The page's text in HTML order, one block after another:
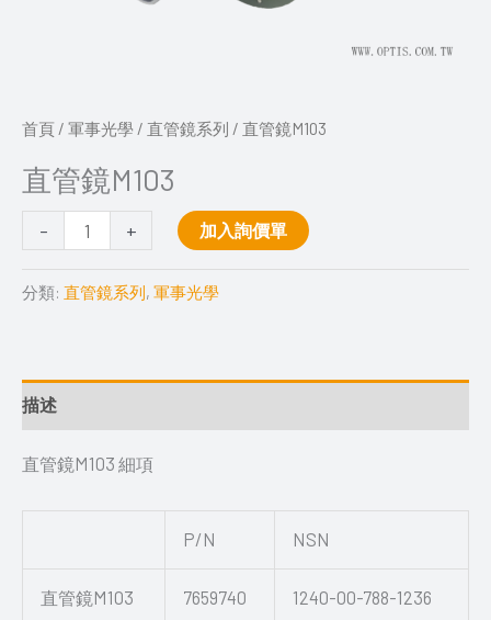
首頁 / 軍事光學 / 直管鏡系列 / 直管鏡M103
直管鏡M103
- + 加入詢價單
分類: 直管鏡系列, 軍事光學
描述
直管鏡M103 細項
P/N NSN
直管鏡M103 7659740 1240-00-788-1236